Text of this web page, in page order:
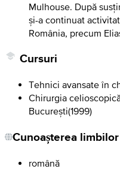
Mulhouse. După
și-a continuat
România, precum
Cursuri
Tehnici avansate în
Chirurgia
București(1999)
Cunoașterea limbilor
română